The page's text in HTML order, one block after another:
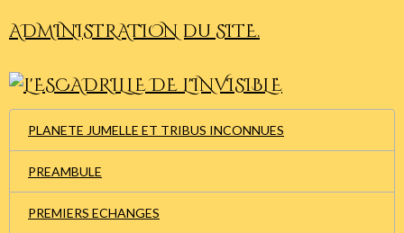
ADMINISTRATION du SITE.
PLANETE JUMELLE ET TRIBUS INCONNUES
PREAMBULE
PREMIERS ECHANGES